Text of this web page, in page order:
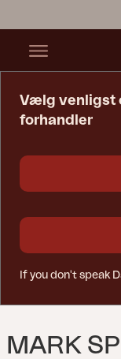
MARK
Vælg venligst
forhandler
If you don't speak